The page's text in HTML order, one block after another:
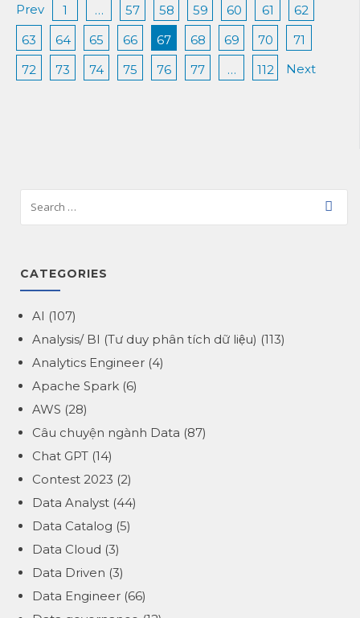
Prev 1 … 57 58 59 60 61
62
63
64 65 66 67 68 69 70
71
72
73 74 75 76 77 … 112 Next
CATEGORIES
AI (107)
Analysis/ BI (Tư duy phân tích dữ liệu) (113)
Analytics Engineer (4)
Apache Spark (6)
AWS (28)
Câu chuyện ngành Data (87)
Chat GPT (14)
Contest 2023 (2)
Data Analyst (44)
Data Catalog (5)
Data Cloud (3)
Data Driven (3)
Data Engineer (66)